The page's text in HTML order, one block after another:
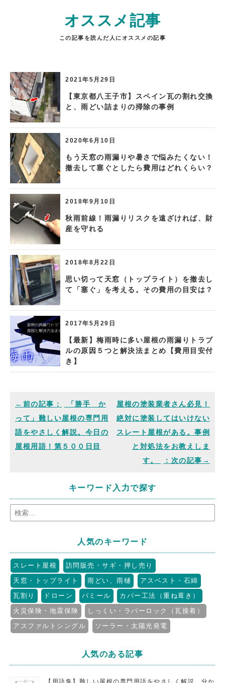
オススメ記事
この記事を読んだ人にオススメの記事
2021年5月29日
【東京都八王子市】スペイン瓦の割れ交換
と、雨どい詰まりの掃除の事例
2020年6月10日
もう天窓の雨漏りや暑さで悩みたくない！
撤去して塞ぐとしたら費用はどれくらい？
2018年9月10日
秋雨前線！雨漏りリスクを遠ざければ、財
産を守れる
2018年8月22日
思い切って天窓（トップライト）を撤去し
て「塞ぐ」を考える。その費用の目安は？
2017年5月29日
【最新】梅雨時に多い屋根の雨漏りトラブ
ルの原因５つと解決法まとめ【費用目安付
き】
「勝手 か
って」難しい屋根の専門用
語をやさしく解説。今日の
屋根用語！第５００日目
屋根の塗装業者さん必見！
絶対に塗装してはいけない
スレート屋根がある。事例
と対処法をお教えしま
す。
キーワード入力で探す
人気のキーワード
スレート屋根
訪問販売・サギ・押し売り
天窓・トップライト
雨どい、雨樋
アスベスト・石綿
瓦割り
ドローン パミール
カバー工法（重ね葺き）
火災保険・地震保険
しっくい・ラバーロック（瓦接着）
アスファルトシングル
ソーラー・太陽光発電
人気のある記事